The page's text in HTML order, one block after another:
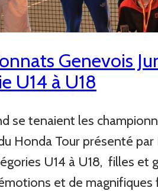
Genevois
U14 à U18
se tenaient les
Honda Tour présenté par
U14 à U18, filles et
et de